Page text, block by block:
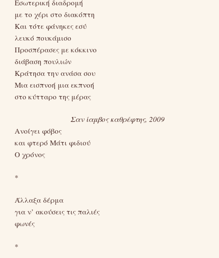
Εσωτερική διαδρομή
με το χέρι στο διακόπτη
Και τότε φάνηκες εσύ
λευκό πουκάμισο
Προσπέρασες με κόκκινο
διάβαση πουλιών
Κράτησα την ανάσα σου
Μια εισπνοή μια εκπνοή
στο κύτταρο της μέρας
Σαν ίαμβος καθρέφτης, 2009
Ανοίγει φόβος
και φτερό Μάτι φιδιού
Ο χρόνος
*
Άλλαξα δέρμα
για ν’ ακούσεις τις παλιές
φωνές
*